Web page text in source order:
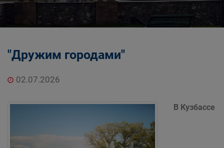
"Дружим городами"
02.07.2026
В Кузбассе